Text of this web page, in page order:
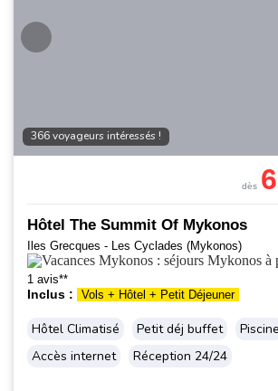
366 voyageurs intéressés !
Hôtel The Summit Of Mykonos
Iles Grecques - Les Cyclades (Mykonos)
1 avis**
Inclus : Vols + Hôtel + Petit Déjeuner
Hôtel Climatisé Petit déj buffet
Piscine
Accès internet
Réception 24/24
dès